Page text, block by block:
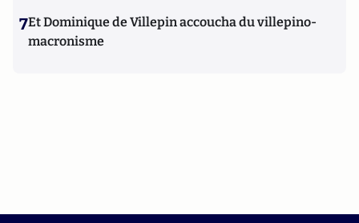
7Et Dominique de Villepin accoucha du villepino-
macronisme